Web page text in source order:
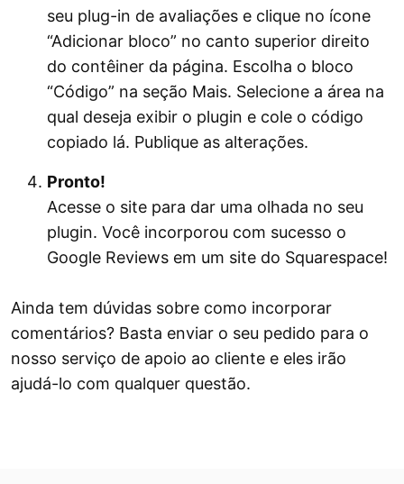
seu plug-in de avaliações e clique no ícone
“Adicionar bloco” no canto superior direito
do contêiner da página. Escolha o bloco
“Código” na seção Mais. Selecione a área na
qual deseja exibir o plugin e cole o código
copiado lá. Publique as alterações.
Pronto!
Acesse o site para dar uma olhada no seu
plugin. Você incorporou com sucesso o
Google Reviews em um site do Squarespace!
Ainda tem dúvidas sobre como incorporar
comentários? Basta enviar o seu pedido para o
nosso serviço de apoio ao cliente e eles irão
ajudá-lo com qualquer questão.